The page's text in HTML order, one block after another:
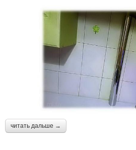
читать дальше →